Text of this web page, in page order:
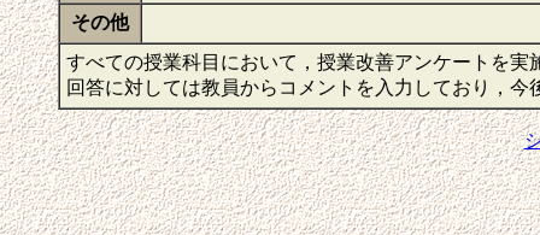
その他
すべての授業科目において，授業改善アンケートを
回答に対しては教員からコメントを入力しており，